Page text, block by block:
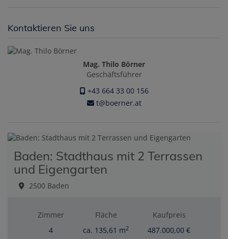
Kontaktieren Sie uns
Mag. Thilo Börner
Geschäftsführer
+43 664 33 00 156
t@boerner.at
Baden: Stadthaus mit 2 Terrassen
und Eigengarten
2500 Baden
Zimmer
4
Fläche
ca. 135,61 m2
Kaufpreis
487.000,00 €